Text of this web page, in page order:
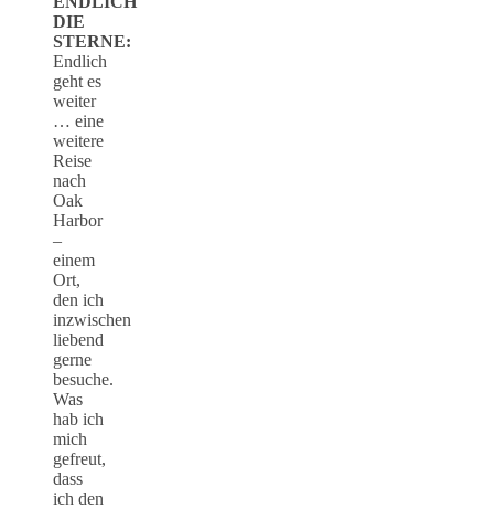
DIE
STERNE:
Endlich
geht es
weiter
… eine
weitere
Reise
nach
Oak
Harbor
–
einem
Ort,
den ich
inzwischen
liebend
gerne
besuche.
Was
hab ich
mich
gefreut,
dass
ich den